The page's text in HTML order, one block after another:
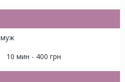
муж
10 мин - 400 грн